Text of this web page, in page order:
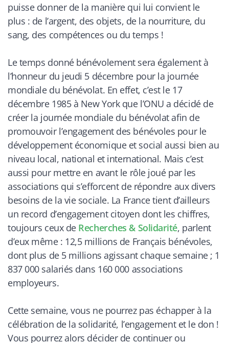
puisse donner de la manière qui lui convient le
plus : de l’argent, des objets, de la nourriture, du
sang, des compétences ou du temps !
Le temps donné bénévolement sera également à
l’honneur du jeudi 5 décembre pour la journée
mondiale du bénévolat. En effet, c’est le 17
décembre 1985 à New York que l’ONU a décidé de
créer la journée mondiale du bénévolat afin de
promouvoir l’engagement des bénévoles pour le
développement économique et social aussi bien au
niveau local, national et international. Mais c’est
aussi pour mettre en avant le rôle joué par les
associations qui s’efforcent de répondre aux divers
besoins de la vie sociale. La France tient d’ailleurs
un record d’engagement citoyen dont les chiffres,
toujours ceux de Recherches & Solidarité, parlent
d’eux même : 12,5 millions de Français bénévoles,
dont plus de 5 millions agissant chaque semaine ; 1
837 000 salariés dans 160 000 associations
employeurs.
Cette semaine, vous ne pourrez pas échapper à la
célébration de la solidarité, l’engagement et le don !
Vous pourrez alors décider de continuer ou